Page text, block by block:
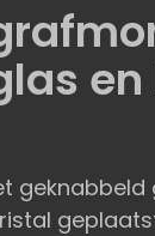
en
geknabbeld